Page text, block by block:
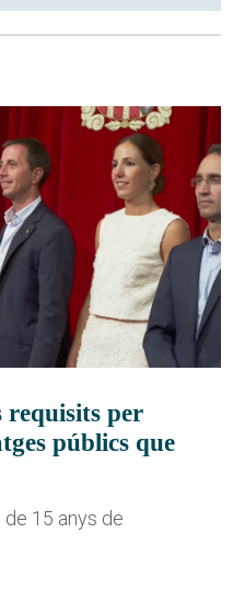
requisits per
públics que
15 anys de